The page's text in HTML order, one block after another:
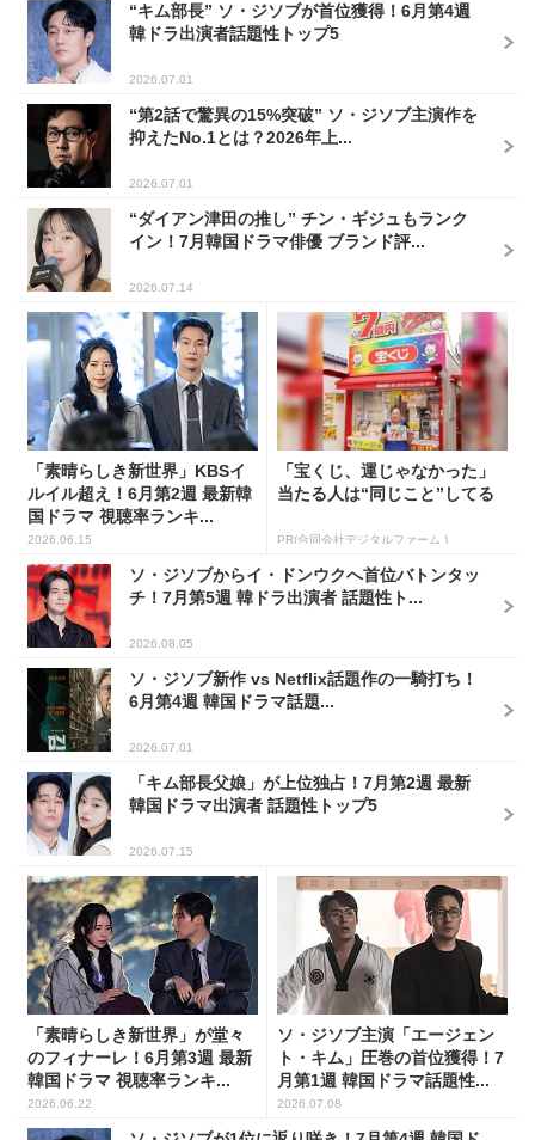
“キム部長” ソ・ジソブが首位獲得！6月第4週
韓ドラ出演者話題性トップ5
2026.07.01
“第2話で驚異の15%突破” ソ・ジソブ主演作を
抑えたNo.1とは？2026年上...
2026.07.01
“ダイアン津田の推し” チン・ギジュもランク
イン！7月韓国ドラマ俳優 ブランド評...
2026.07.14
「素晴らしき新世界」KBSイ
ルイル超え！6月第2週 最新韓
国ドラマ 視聴率ランキ...
2026.06.15
「宝くじ、運じゃなかった」
当たる人は“同じこと”してる
PR(合同会社デジタルファーム )
ソ・ジソブからイ・ドンウクへ首位バトンタッ
チ！7月第5週 韓ドラ出演者 話題性ト...
2026.08.05
ソ・ジソブ新作 vs Netflix話題作の一騎打ち！
6月第4週 韓国ドラマ話題...
2026.07.01
「キム部長父娘」が上位独占！7月第2週 最新
韓国ドラマ出演者 話題性トップ5
2026.07.15
「素晴らしき新世界」が堂々
のフィナーレ！6月第3週 最新
韓国ドラマ 視聴率ランキ...
2026.06.22
ソ・ジソブ主演「エージェン
ト・キム」圧巻の首位獲得！7
月第1週 韓国ドラマ話題性...
2026.07.08